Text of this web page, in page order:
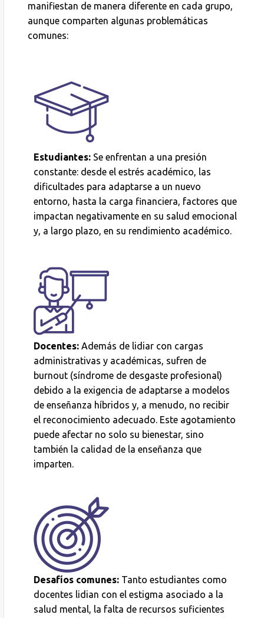
manifiestan de manera diferente en cada grupo,
aunque comparten algunas problemáticas
comunes:
Estudiantes: Se enfrentan a una presión
constante: desde el estrés académico, las
dificultades para adaptarse a un nuevo
entorno, hasta la carga financiera, factores que
impactan negativamente en su salud emocional
y, a largo plazo, en su rendimiento académico.
Docentes: Además de lidiar con cargas
administrativas y académicas, sufren de
burnout (síndrome de desgaste profesional)
debido a la exigencia de adaptarse a modelos
de enseñanza híbridos y, a menudo, no recibir
el reconocimiento adecuado. Este agotamiento
puede afectar no solo su bienestar, sino
también la calidad de la enseñanza que
imparten.
Desafíos comunes: Tanto estudiantes como
docentes lidian con el estigma asociado a la
salud mental, la falta de recursos suficientes